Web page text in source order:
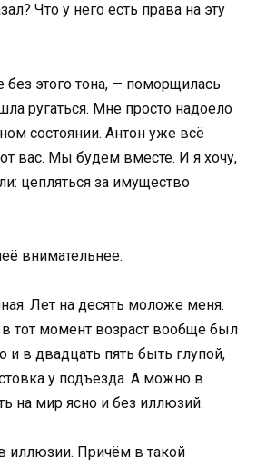
Что у него есть права на эту
без этого тона, — поморщилась
ругаться. Мне просто надоело
состоянии. Антон уже всё
вас. Мы будем вместе. И я хочу,
цепляться за имущество
внимательнее.
Лет на десять моложе меня.
в тот момент возраст вообще был
в двадцать пять быть глупой,
у подъезда. А можно в
на мир ясно и без иллюзий.
иллюзии. Причём в такой